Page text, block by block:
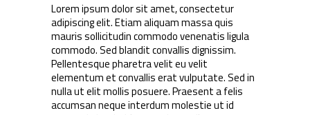
Lorem ipsum dolor sit amet, consectetur
adipiscing elit. Etiam aliquam massa quis
mauris sollicitudin commodo venenatis ligula
commodo. Sed blandit convallis dignissim.
Pellentesque pharetra velit eu velit
elementum et convallis erat vulputate. Sed in
nulla ut elit mollis posuere. Praesent a felis
accumsan neque interdum molestie ut id